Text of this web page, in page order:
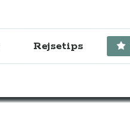
Rejsetips